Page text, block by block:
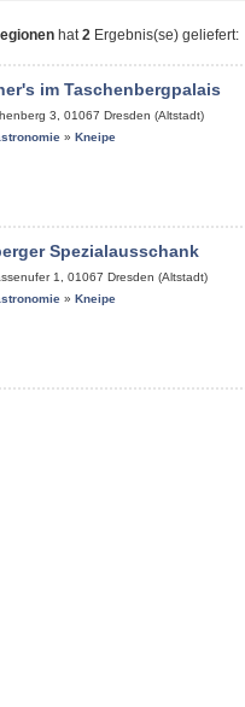
hat2 Ergebnis(se) geliefert:
im Taschenbergpalais
3 01067 Dresden (Altstadt)
» Kneipe
Spezialausschank
1 01067 Dresden (Altstadt)
» Kneipe